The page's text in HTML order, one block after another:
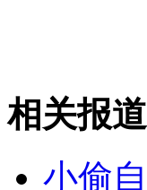
相关报道
小偷